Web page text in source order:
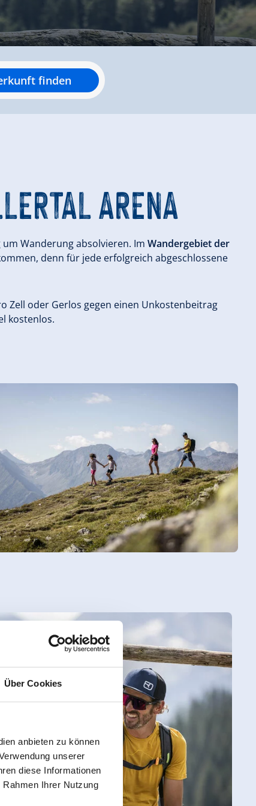
Über Cookies
anbieten zu können
unserer
diese Informationen
Ihrer Nutzung
finden
ARENA
Wanderung absolvieren. Im Wandergebiet der
denn für jede erfolgreich abgeschlossene
Zell oder Gerlos gegen einen Unkostenbeitrag
kostenlos.